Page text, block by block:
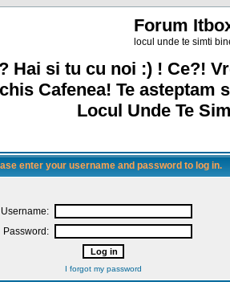
Forum
locul unde te simti
Hai si tu cu noi :) ! Ce?!
Cafenea! Te asteptam
Locul Unde Te
enter your username and password to log in.
Username:
Password:
I forgot my password